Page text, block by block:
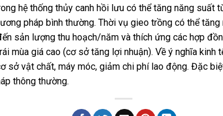
hệ thống thủy canh hồi lưu có thể tăng năng suất
pháp bình thường. Thời vụ gieo trồng có thể
sản lượng thu hoạch/năm và thích ứng các hợp
mùa giá cao (cơ sở tăng lợi nhuận). Về ý nghĩa kinh
sở vật chất, máy móc, giảm chi phí lao động. Đặc
thông thường.